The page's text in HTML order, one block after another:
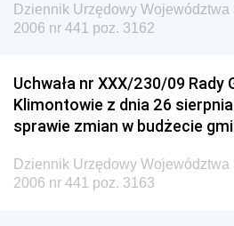
Dziennik Urzędowy
2006 nr 441 poz. 3162
Uchwała nr XXX/230/09 Rady
Klimontowie z dnia 26
sprawie zmian w budżecie
Dziennik Urzędowy
2006 nr 441 poz. 3163